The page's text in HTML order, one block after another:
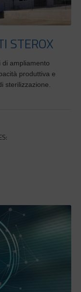
STEROX
di ampliamento
produttiva e
sterilizzazione.